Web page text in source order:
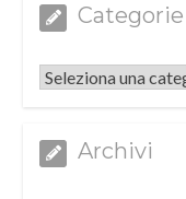
Categorie
Categorie
Archivi